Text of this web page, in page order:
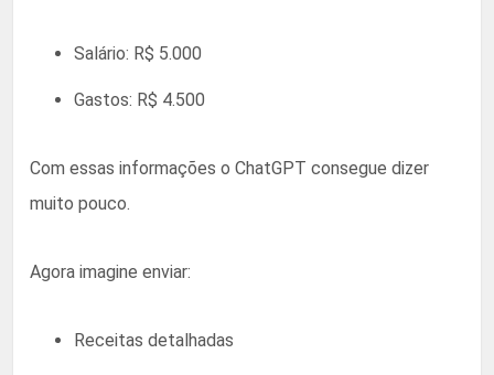
Salário: R$ 5.000
Gastos: R$ 4.500
Com essas informações o ChatGPT consegue dizer
muito pouco.
Agora imagine enviar:
Receitas detalhadas